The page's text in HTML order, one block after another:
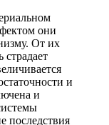
они
От их
и
и
последствия